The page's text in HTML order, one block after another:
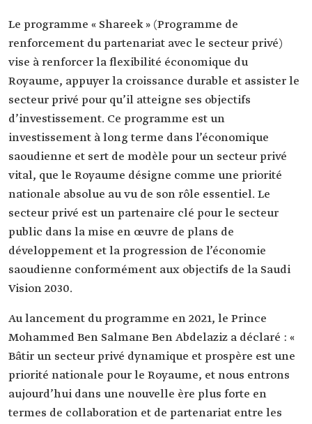
Le programme « Shareek » (Programme de
renforcement du partenariat avec le secteur privé)
vise à renforcer la flexibilité économique du
Royaume, appuyer la croissance durable et assister le
secteur privé pour qu’il atteigne ses objectifs
d’investissement. Ce programme est un
investissement à long terme dans l’économique
saoudienne et sert de modèle pour un secteur privé
vital, que le Royaume désigne comme une priorité
nationale absolue au vu de son rôle essentiel. Le
secteur privé est un partenaire clé pour le secteur
public dans la mise en œuvre de plans de
développement et la progression de l’économie
saoudienne conformément aux objectifs de la Saudi
Vision 2030.
Au lancement du programme en 2021, le Prince
Mohammed Ben Salmane Ben Abdelaziz a déclaré : «
Bâtir un secteur privé dynamique et prospère est une
priorité nationale pour le Royaume, et nous entrons
aujourd’hui dans une nouvelle ère plus forte en
termes de collaboration et de partenariat entre les